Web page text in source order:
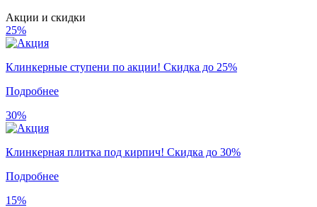
Акции и скидки
25%
Клинкерные ступени по акции! Скидка до 25%
Подробнее
30%
Клинкерная плитка под кирпич! Скидка до 30%
Подробнее
15%